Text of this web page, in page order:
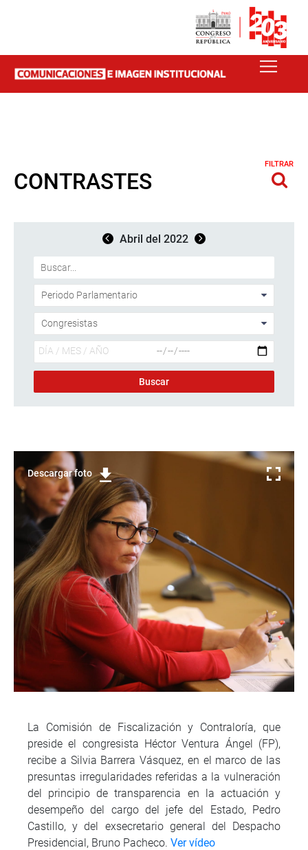
CONTRASTES
FILTRAR
Abril del 2022
Descargar foto
La Comisión de Fiscalización y Contraloría, que
preside el congresista Héctor Ventura Ángel (FP),
recibe a Silvia Barrera Vásquez, en el marco de las
presuntas irregularidades referidas a la vulneración
del principio de transparencia en la actuación y
desempeño del cargo del jefe del Estado, Pedro
Castillo, y del exsecretario general del Despacho
Presidencial, Bruno Pacheco. Ver vídeo